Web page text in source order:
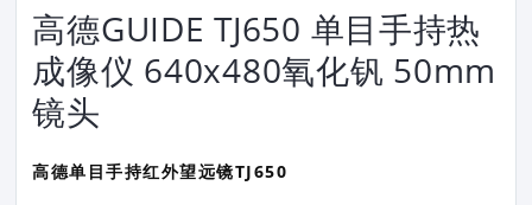
高德GUIDE TJ650 单目手持热
成像仪 640x480氧化钒 50mm
镜头
高德单目手持红外望远镜TJ650